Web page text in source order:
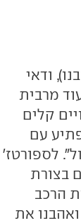
ודאי
מרבית
קלים
עם
לספורטז'
בצורת
הרכב
את